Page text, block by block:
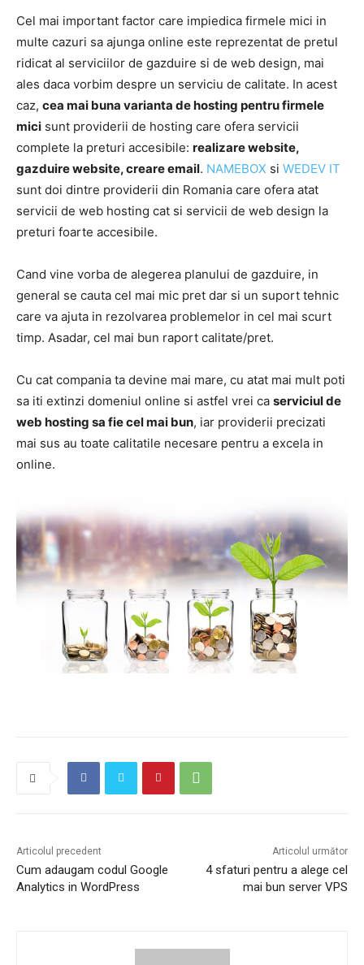
Cel mai important factor care impiedica firmele mici in
multe cazuri sa ajunga online este reprezentat de pretul
ridicat al serviciilor de gazduire si de web design, mai
ales daca vorbim despre un serviciu de calitate. In acest
caz, cea mai buna varianta de hosting pentru firmele
mici sunt providerii de hosting care ofera servicii
complete la preturi accesibile: realizare website,
gazduire website, creare email. NAMEBOX si WEDEV IT
sunt doi dintre providerii din Romania care ofera atat
servicii de web hosting cat si servicii de web design la
preturi foarte accesibile.
Cand vine vorba de alegerea planului de gazduire, in
general se cauta cel mai mic pret dar si un suport tehnic
care va ajuta in rezolvarea problemelor in cel mai scurt
timp. Asadar, cel mai bun raport calitate/pret.
Cu cat compania ta devine mai mare, cu atat mai mult poti
sa iti extinzi domeniul online si astfel vrei ca serviciul de
web hosting sa fie cel mai bun, iar providerii precizati
mai sus au toate calitatile necesare pentru a excela in
online.
Articolul precedent
Cum adaugam codul Google
Analytics in WordPress
Articolul următor
4 sfaturi pentru a alege cel
mai bun server VPS